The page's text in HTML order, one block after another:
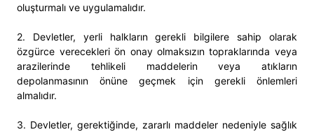
oluşturmalı ve uygulamalıdır.
2. Devletler, yerli halkların gerekli bilgilere sahip olarak
özgürce verecekleri ön onay olmaksızın topraklarında veya
arazilerinde tehlikeli maddelerin veya atıkların
depolanmasının önüne geçmek için gerekli önlemleri
almalıdır.
3. Devletler, gerektiğinde, zararlı maddeler nedeniyle sağlık